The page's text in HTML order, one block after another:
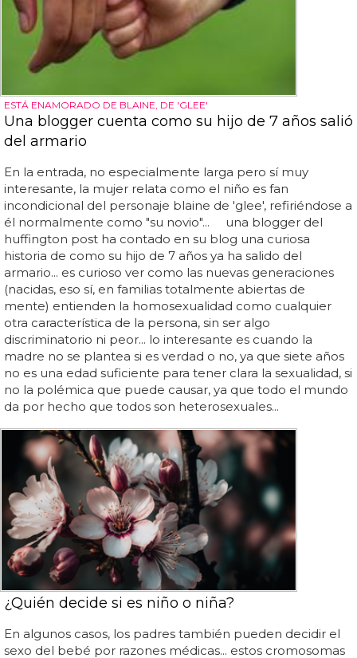
ESTÁ ENAMORADO DE BLAINE, DE 'GLEE'
Una blogger cuenta como su hijo de 7 años salió
del armario
En la entrada, no especialmente larga pero sí muy
interesante, la mujer relata como el niño es fan
incondicional del personaje blaine de 'glee', refiriéndose a
él normalmente como "su novio"... una blogger del
huffington post ha contado en su blog una curiosa
historia de como su hijo de 7 años ya ha salido del
armario... es curioso ver como las nuevas generaciones
(nacidas, eso sí, en familias totalmente abiertas de
mente) entienden la homosexualidad como cualquier
otra característica de la persona, sin ser algo
discriminatorio ni peor... lo interesante es cuando la
madre no se plantea si es verdad o no, ya que siete años
no es una edad suficiente para tener clara la sexualidad, si
no la polémica que puede causar, ya que todo el mundo
da por hecho que todos son heterosexuales...
¿Quién decide si es niño o niña?
En algunos casos, los padres también pueden decidir el
sexo del bebé por razones médicas... estos cromosomas